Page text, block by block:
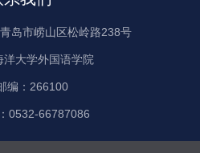
岛市崂山区松岭路238号
洋大学外国语学院
编：266100
0532-66787086